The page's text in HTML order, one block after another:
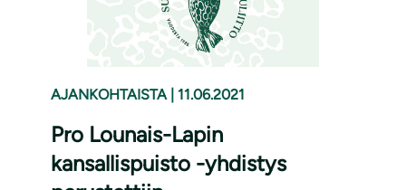
AJANKOHTAISTA 11.06.2021
Pro Lounais-Lapin
kansallispuisto -yhdistys